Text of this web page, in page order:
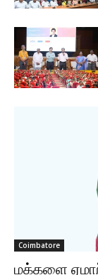
Coimbatore
மக்களை